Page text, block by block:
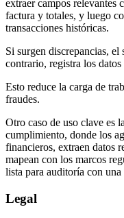
extraer campos relevantes
factura y totales, y luego
transacciones históricas.
Si surgen discrepancias, el
contrario, registra los datos
Esto reduce la carga de
fraudes.
Otro caso de uso clave es
cumplimiento, donde los
financieros, extraen datos
mapean con los marcos
lista para auditoría con
Legal